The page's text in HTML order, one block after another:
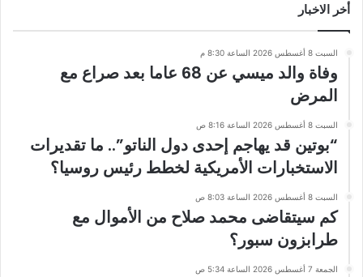
أخر الاخبار
السبت 8 أغسطس 2026 الساعة 8:30 م
وفاة والد ميسي عن 68 عاما بعد صراع مع
المرض
السبت 8 أغسطس 2026 الساعة 8:16 ص
“بوتين قد يهاجم إحدى دول الناتو”.. ما تقديرات
الاستخبارات الأمريكية لخطط رئيس روسيا؟
السبت 8 أغسطس 2026 الساعة 8:03 ص
كم سيتقاضى محمد صلاح من الأموال مع
طرابزون سبور؟
الجمعة 7 أغسطس 2026 الساعة 5:34 ص